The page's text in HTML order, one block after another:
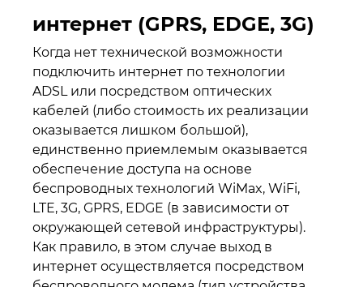
интернет (GPRS, EDGE, 3G)
Когда нет технической возможности
подключить интернет по технологии
ADSL или посредством оптических
кабелей (либо стоимость их реализации
оказывается лишком большой),
единственно приемлемым оказывается
обеспечение доступа на основе
беспроводных технологий WiMax, WiFi,
LTE, 3G, GPRS, EDGE (в зависимости от
окружающей сетевой инфраструктуры).
Как правило, в этом случае выход в
интернет осуществляется посредством